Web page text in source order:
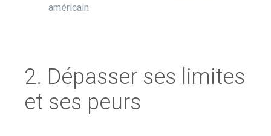
américain
2. Dépasser ses limites
et ses peurs